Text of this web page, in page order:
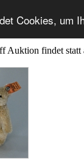
Cookies, um
Auktion findet statt